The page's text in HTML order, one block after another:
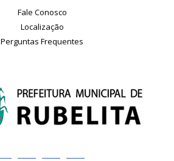
Fale Conosco
Localização
Perguntas Frequentes